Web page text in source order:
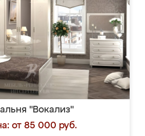
"Вокализ"
от 85 000 руб.